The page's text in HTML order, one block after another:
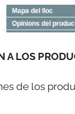
A LOS
de los